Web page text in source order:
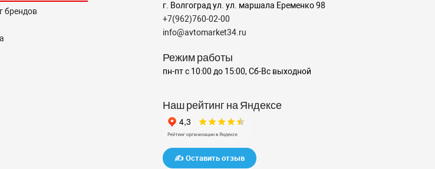
брендов
г. Волгоград ул. ул. маршала Еременко 98
+7(962)760-02-00
info@avtomarket34.ru
Режим работы
пн-пт с 10:00 до 15:00, Сб-Вс выходной
Наш рейтинг на Яндексе
✍️ Оставить отзыв